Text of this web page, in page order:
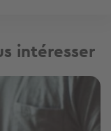
intéresser